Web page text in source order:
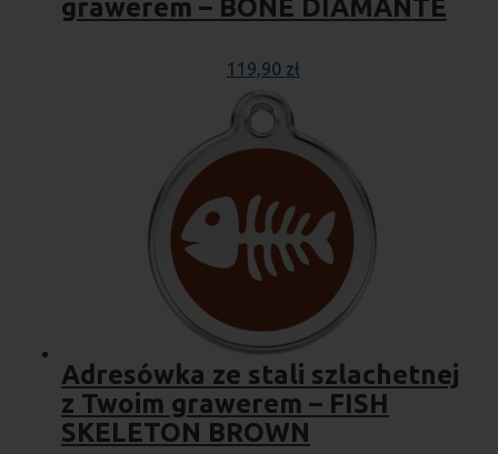
grawerem – BONE DIAMANTE
119,90 zł
Adresówka ze stali szlachetnej
z Twoim grawerem – FISH
SKELETON BROWN